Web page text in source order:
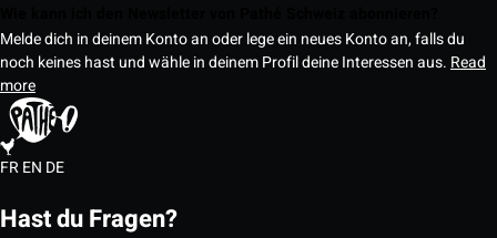
Melde dich in deinem Konto an oder lege ein neues Konto an, falls du
noch keines hast und wähle in deinem Profil deine Interessen aus. Read
more
FREN DE
Hast du Fragen?